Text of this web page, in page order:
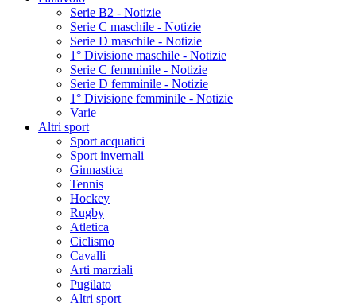
Serie B2 - Notizie
Serie C maschile - Notizie
Serie D maschile - Notizie
1° Divisione maschile - Notizie
Serie C femminile - Notizie
Serie D femminile - Notizie
1° Divisione femminile - Notizie
Varie
Altri sport
Sport acquatici
Sport invernali
Ginnastica
Tennis
Hockey
Rugby
Atletica
Ciclismo
Cavalli
Arti marziali
Pugilato
Altri sport